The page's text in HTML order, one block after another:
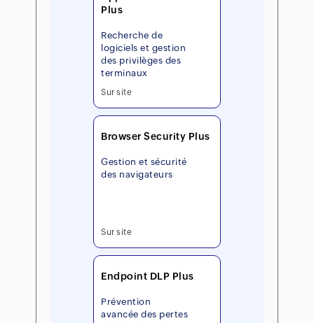
Plus
Recherche de
logiciels et gestion
des privilèges des
terminaux
Sur site
Browser Security Plus
Gestion et sécurité
des navigateurs
Sur site
Endpoint DLP Plus
Prévention
avancée des pertes